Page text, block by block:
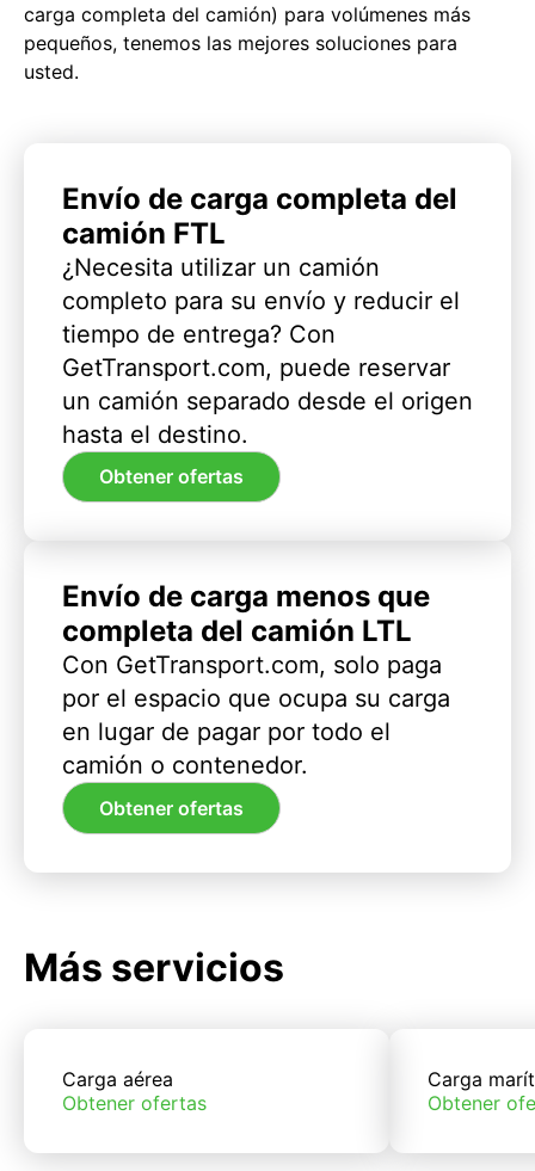
carga completa del camión) para volúmenes más
pequeños, tenemos las mejores soluciones para
usted.
Envío de carga completa del
camión FTL
¿Necesita utilizar un camión
completo para su envío y reducir el
tiempo de entrega? Con
GetTransport.com, puede reservar
un camión separado desde el origen
hasta el destino.
Obtener ofertas
Envío de carga menos que
completa del camión LTL
Con GetTransport.com, solo paga
por el espacio que ocupa su carga
en lugar de pagar por todo el
camión o contenedor.
Obtener ofertas
Más servicios
Carga aérea
Obtener ofertas
Carga
Obtener